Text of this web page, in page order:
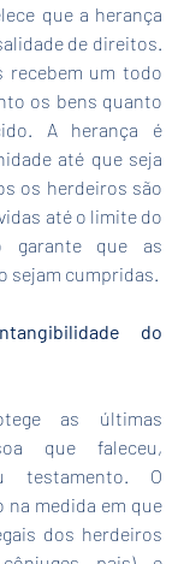
que a herança
de direitos.
recebem um todo
os bens quanto
A herança é
até que seja
os herdeiros são
até o limite do
garante que as
sejam cumpridas.
do
as últimas
que faleceu,
testamento. O
medida em que
dos herdeiros